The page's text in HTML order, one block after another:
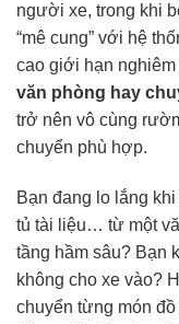
người xe, trong khi
“mê cung” với hệ
cao giới hạn
văn phòng hay
trở nên vô cùng
chuyển phù hợp.
Bạn đang lo lắng
tủ tài liệu… từ một
tầng hầm sâu? Bạn
không cho xe vào?
chuyển từng món